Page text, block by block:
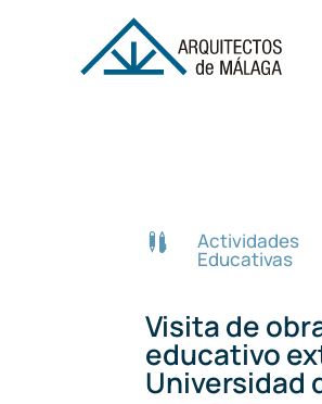
 Actividades
Educativas
Visita de
educativo
Universidad